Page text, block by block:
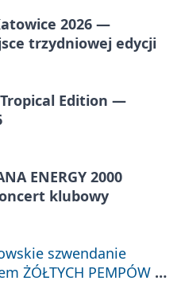
2026 —
trzydniowej edycji
Tropical Edition —
ENERGY 2000
klubowy
szwendanie
ŻÓŁTYCH PEMPÓW z